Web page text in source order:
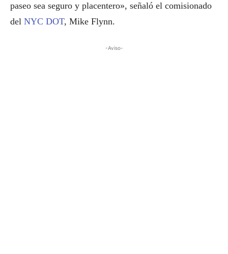
paseo sea seguro y placentero», señaló el comisionado
del NYC DOT, Mike Flynn.
-Aviso-